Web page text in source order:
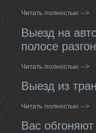
Читать полностью -->
Выезд на
полосе
Читать полностью -->
Выезд из
Читать полностью -->
Вас обгоняют